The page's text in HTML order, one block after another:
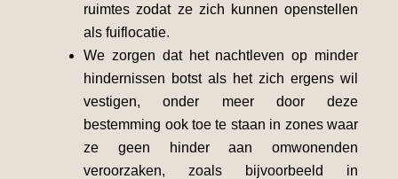
ruimtes zodat ze zich kunnen openstellen
als fuiflocatie.
We zorgen dat het nachtleven op minder
hindernissen botst als het zich ergens wil
vestigen, onder meer door deze
bestemming ook toe te staan in zones waar
ze geen hinder aan omwonenden
veroorzaken, zoals bijvoorbeeld in